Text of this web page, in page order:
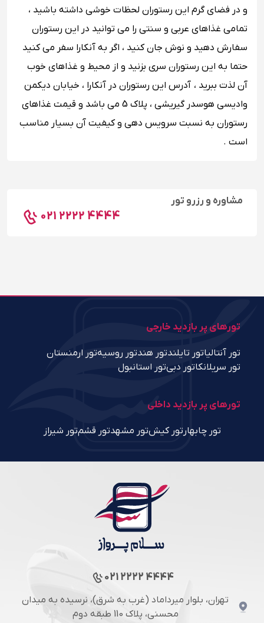
و در فضای گرم این رستوران لحظات خوشی داشته باشید ،
تمامی غذاهای عربی و سنتی را می توانید در این رستوران
سفارش دهید و نوش جان کنید ، اگر به آنکارا سفر می کنید
حتما به این رستوران سری بزنید و از محیط و غذاهای خوب
آن لذت ببرید ، آدرس این رستوران در آنکارا ، خیابان دیکمن
وادیسی هوسدر گیریشی ، پلاک 5 می باشد و قیمت غذاهای
رستوران به نسبت سرویس دهی و کیفیت آن بسیار مناسب
است .
مشاوره و رزرو تور
021 2222 4444
تورهای پر بازدید خارجی
تور آنتالیاتور تایلندتور هندتور روسیهتور ارمنستان
تور سریلانکاتور دبیتور استانبول
تورهای پر بازدید داخلی
تور چابهار تور کیشتور مشهدتور قشمتور شیراز
021 2222 4444
تهران، بلوار میرداماد (غرب به شرق)، نرسیده به میدان
محسنی، پلاک 110 طبقه دوم